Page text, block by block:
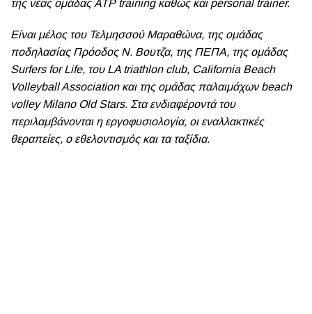
της νέας ομάδας ATP training καθώς και personal trainer.
Είναι μέλος του Τελμησσού Μαραθώνα, της ομάδας
ποδηλασίας Πρόοδος Ν. Βουτζα, της ΠΕΠΑ, της ομάδας
Surfers for Life, του LA triathlon club, California Beach
Volleyball Association και της ομάδας παλαιμάχων beach
volley Milano Old Stars. Στα ενδιαφέροντά του
περιλαμβάνονται η εργοφυσιολογία, οι εναλλακτικές
θεραπείες, ο εθελοντισμός και τα ταξίδια.